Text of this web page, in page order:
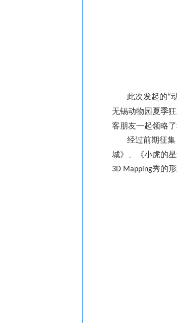
此次发起的“
无锡动物园夏季
客朋友一起领略
经过前期征
城》、《小虎的
3D Mapping秀的